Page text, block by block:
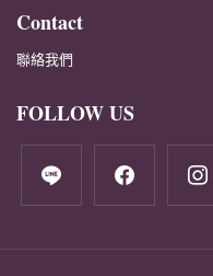
Contact
聯絡我們
FOLLOW US